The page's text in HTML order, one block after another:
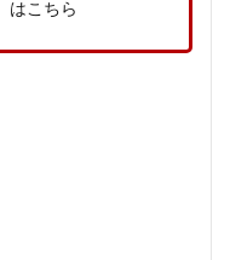
はこちら